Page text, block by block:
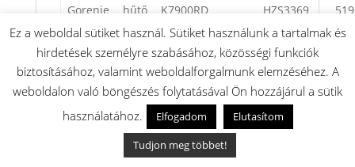
Gorenje hűtő K7900RD HZS3369
Gorenje hűtő RK6193EU HZS3369EF
Gorenje ONRK193C HZF3369G
Gorenje hűtő ONRK193CO HZF3369G
hűtő ORK193C-L
Ez a weboldal sütiket használ. Sütiket használunk a tartalmak és
hirdetések személyre szabásához, közösségi funkciók
biztosításához, valamint weboldalforgalmunk elemzéséhez. A
weboldalon való böngészés folytatásával Ön hozzájárul a sütik
használatához.
Elfogadom
Elutasítom
Tudjon meg többet!